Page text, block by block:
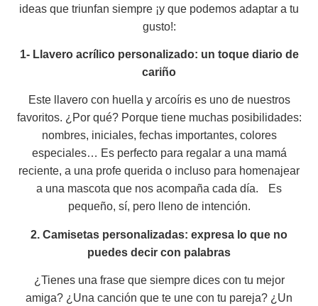
ideas que triunfan siempre ¡y que podemos adaptar a tu
gusto!:
1- Llavero acrílico personalizado: un toque diario de
cariño
Este llavero con huella y arcoíris es uno de nuestros
favoritos. ¿Por qué? Porque tiene muchas posibilidades:
nombres, iniciales, fechas importantes, colores
especiales… Es perfecto para regalar a una mamá
reciente, a una profe querida o incluso para homenajear
a una mascota que nos acompaña cada día. Es
pequeño, sí, pero lleno de intención.
2. Camisetas personalizadas: expresa lo que no
puedes decir con palabras
¿Tienes una frase que siempre dices con tu mejor
amiga? ¿Una canción que te une con tu pareja? ¿Un